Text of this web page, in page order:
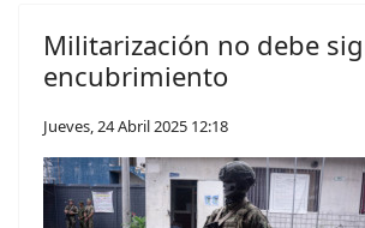
Militarización no debe
encubrimiento
Jueves, 24 Abril 2025 12:18